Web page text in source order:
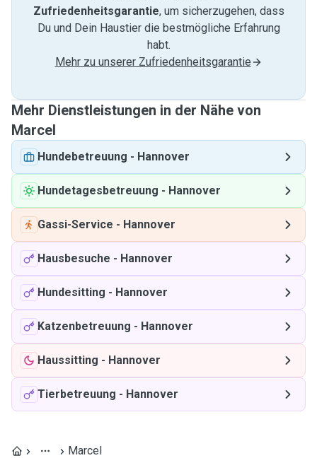
Zufriedenheitsgarantie, um sicherzugehen, dass
Du und Dein Haustier die bestmögliche Erfahrung
habt.
Mehr zu unserer Zufriedenheitsgarantie
Mehr Dienstleistungen in der Nähe von
Marcel
Hundebetreuung - Hannover
Hundetagesbetreuung - Hannover
Gassi-Service - Hannover
Hausbesuche - Hannover
Hundesitting - Hannover
Katzenbetreuung - Hannover
Haussitting - Hannover
Tierbetreuung - Hannover
Marcel